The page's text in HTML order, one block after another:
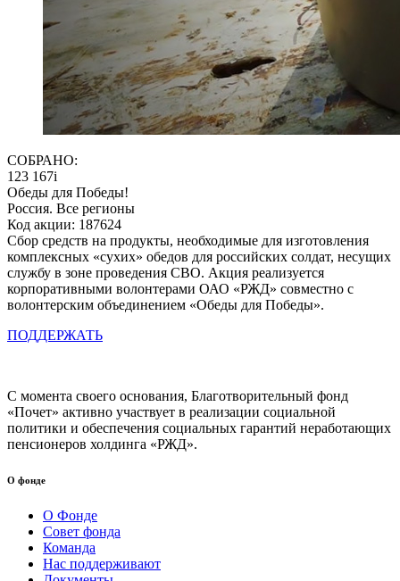
СОБРАНО:
123 167i
Обеды для Победы!
Россия. Все регионы
Код акции: 187624
Сбор средств на продукты, необходимые для изготовления
комплексных «сухих» обедов для российских солдат, несущих
службу в зоне проведения СВО. Акция реализуется
корпоративными волонтерами ОАО «РЖД» совместно с
волонтерским объединением «Обеды для Победы».
ПОДДЕРЖАТЬ
С момента своего основания, Благотворительный фонд
«Почет» активно участвует в реализации социальной
политики и обеспечения социальных гарантий неработающих
пенсионеров холдинга «РЖД».
О фонде
О Фонде
Совет фонда
Команда
Нас поддерживают